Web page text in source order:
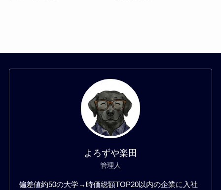
よろずや楽田
管理人
偏差値約50の大学→時価総額TOP20以内の企業に入社